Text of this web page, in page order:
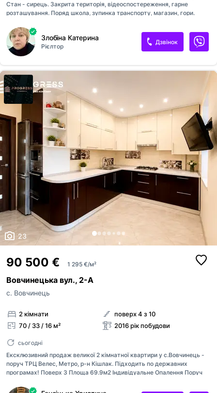
Стан - сирець. Закрита територія, відеоспостереження, гарне
розташування. Поряд школа, зупинка транспорту, магазин, гори.
Злобіна Катерина
Рієлтор
Дзвінок
23
90 500 € 1 295 €/м²
Вовчинецька вул., 2-А
с. Вовчинець
2 кімнати
70 / 33 / 16 м²
поверх 4 з 10
2016 рік побудови
сьогодні
Ексклюзивний продаж великої 2 кімнатної квартири у с.Вовчинець -
поруч ТРЦ Велес, Метро, р-н Кішлак. Підходить по державних
програмах! Поверх 3 Площа 69.9м2 Індивідуальне Опалення Поруч
транспорт, школи та вся необхідна інфраструктура. Ця квартира